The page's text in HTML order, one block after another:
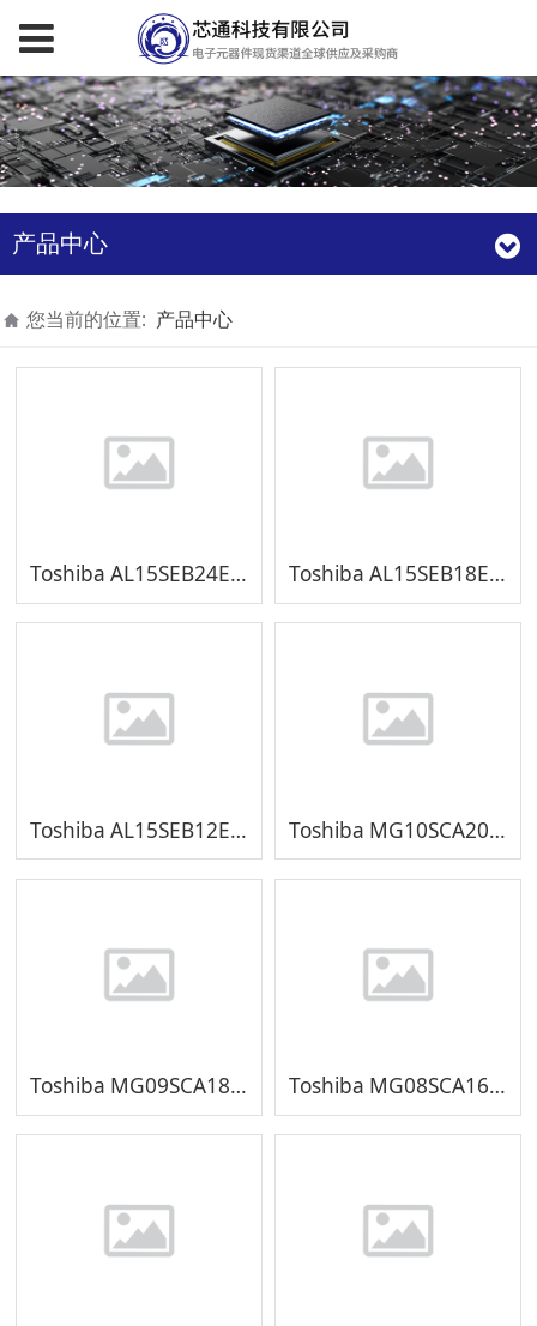
产品中心
您当前的位置: 产品中心
Toshiba AL15SEB24EQ 2.4T Toshiba AL15SEB18EQ 1.8T
Toshiba AL15SEB12EQ 1.2T Toshiba MG10SCA20TE 20TB
Toshiba MG09SCA18TE 18TB Toshiba MG08SCA16TE 16TB